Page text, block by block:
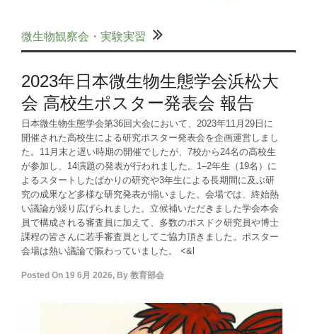
微生物観察会・実験実習
2023年日本微生物生態学会浜松大
会 高校生ポスター発表会 報告
日本微生物生態学会第36回大会において、2023年11月29日に
開催された高校生による研究ポスター発表会を企画運営しまし
た。11月末と遅い時期の開催でしたが、7校から24名の高校生
が参加し、14演題の発表が行われました。1–2年生（19名）に
よるスタートしたばかりの研究や3年生による長期間に及ぶ研
究の成果など多様な研究発表が揃いました。会場では、終始熱
い議論が繰り広げられました。立候補いただきました学会本会
員で構成される審査員に加えて、多数のポスドク研究員や博士
課程の皆さんに若手審査員としてご協力頂きました。ポスター
会場は熱い議論で賑わっていました。 <&l
Posted On 19 6月 2026, By 教育部会